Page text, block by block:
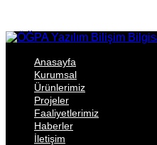
Anasayfa
Kurumsal
Ürünlerimiz
Projeler
Faaliyetlerimiz
Haberler
İletişim